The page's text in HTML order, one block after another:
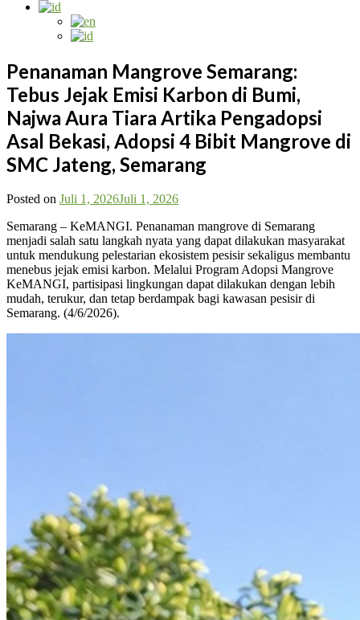
Penanaman Mangrove Semarang:
Tebus Jejak Emisi Karbon di Bumi,
Najwa Aura Tiara Artika Pengadopsi
Asal Bekasi, Adopsi 4 Bibit Mangrove di
SMC Jateng, Semarang
Posted on Juli 1, 2026Juli 1, 2026
Semarang – KeMANGI. Penanaman mangrove di Semarang
menjadi salah satu langkah nyata yang dapat dilakukan masyarakat
untuk mendukung pelestarian ekosistem pesisir sekaligus membantu
menebus jejak emisi karbon. Melalui Program Adopsi Mangrove
KeMANGI, partisipasi lingkungan dapat dilakukan dengan lebih
mudah, terukur, dan tetap berdampak bagi kawasan pesisir di
Semarang. (4/6/2026).